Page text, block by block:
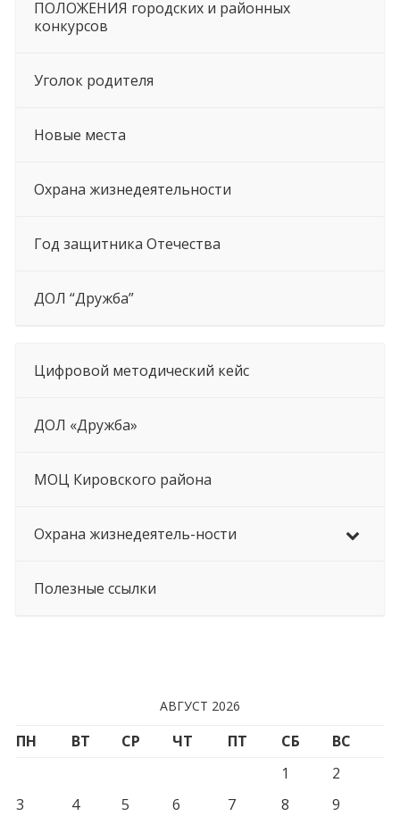
ПОЛОЖЕНИЯ городских и районных
конкурсов
Уголок родителя
Новые места
Охрана жизнедеятельности
Год защитника Отечества
ДОЛ “Дружба”
Цифровой методический кейс
ДОЛ «Дружба»
МОЦ Кировского района
Охрана жизнедеятель-ности
Полезные ссылки
АВГУСТ 2026
ПН ВТ СР ЧТ ПТ СБ
ВС
1
2
3
4 5 6 7 8
9